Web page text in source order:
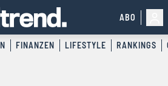
ABO
FINANZEN LIFESTYLE RANKINGS